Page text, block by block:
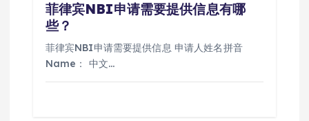
菲律宾NBI申请需要提供信息有哪
些？
菲律宾NBI申请需要提供信息 申请人姓名拼音
Name： 中文…